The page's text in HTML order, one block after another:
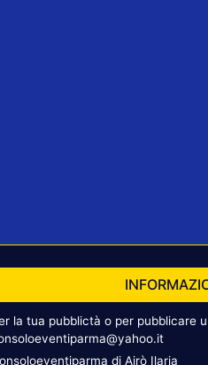
la tua pubblictà o per pubblicare
di Airò Ilaria